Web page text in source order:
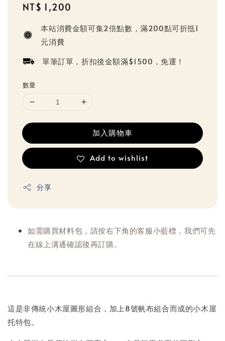
Regular
NT$ 1,200
本站消費金額可集2倍點數，滿200點可折抵1
元消費
單筆訂單，折扣後金額滿$1500，免運！
數量
加入購物車
Add to wishlist
分享
如需購買材料包，請按右下角的客服小藍標，我們可先
在線上溝通確認後再訂購。
這是非傳統小木屋圖形組合，加上8號帆布組合而成的小木屋
托特包。